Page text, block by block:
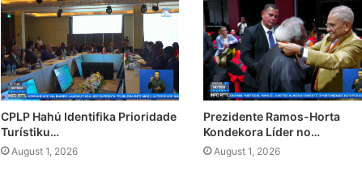
CPLP Hahú Identifika Prioridade
Turístiku…
August 1, 2026
Prezidente Ramos-Horta
Kondekora Líder no…
August 1, 2026